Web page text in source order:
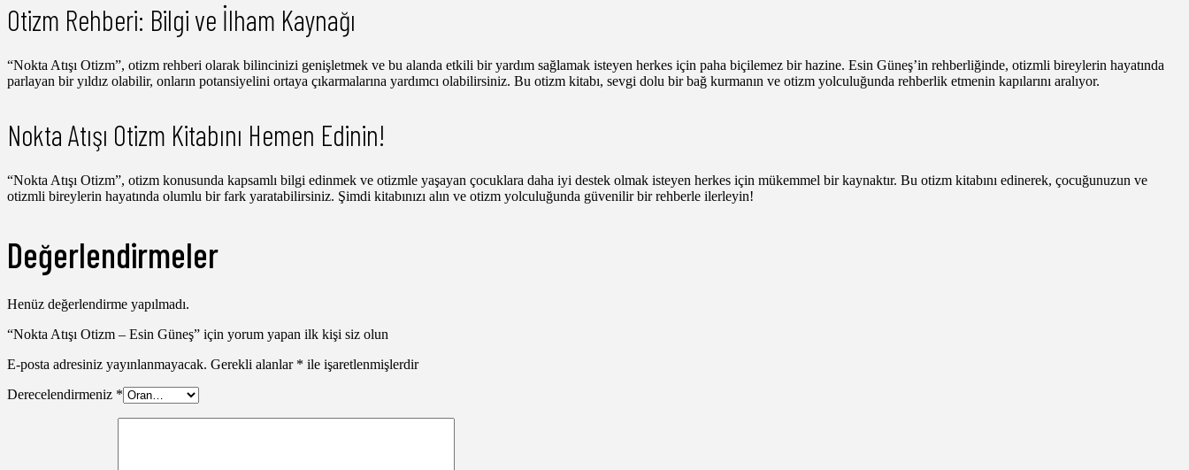
Otizm Rehberi: Bilgi ve İlham Kaynağı
“Nokta Atışı Otizm”, otizm rehberi olarak bilincinizi genişletmek ve bu alanda etkili bir yardım sağlamak isteyen herkes için paha biçilemez bir hazine. Esin Güneş’in rehberliğinde, otizmli bireylerin hayatında
parlayan bir yıldız olabilir, onların potansiyelini ortaya çıkarmalarına yardımcı olabilirsiniz. Bu otizm kitabı, sevgi dolu bir bağ kurmanın ve otizm yolculuğunda rehberlik etmenin kapılarını aralıyor.
Nokta Atışı Otizm Kitabını Hemen Edinin!
“Nokta Atışı Otizm”, otizm konusunda kapsamlı bilgi edinmek ve otizmle yaşayan çocuklara daha iyi destek olmak isteyen herkes için mükemmel bir kaynaktır. Bu otizm kitabını edinerek, çocuğunuzun ve
otizmli bireylerin hayatında olumlu bir fark yaratabilirsiniz. Şimdi kitabınızı alın ve otizm yolculuğunda güvenilir bir rehberle ilerleyin!
Değerlendirmeler
Henüz değerlendirme yapılmadı.
“Nokta Atışı Otizm – Esin Güneş” için yorum yapan ilk kişi siz olun
E-posta adresiniz yayınlanmayacak. Gerekli alanlar * ile işaretlenmişlerdir
Derecelendirmeniz *